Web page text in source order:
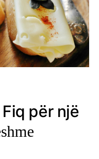
për një